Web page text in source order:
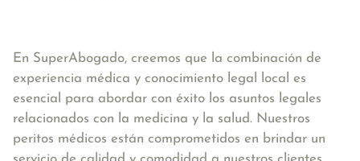
En SuperAbogado, creemos que la combinación de
experiencia médica y conocimiento legal local es
esencial para abordar con éxito los asuntos legales
relacionados con la medicina y la salud. Nuestros
peritos médicos están comprometidos en brindar un